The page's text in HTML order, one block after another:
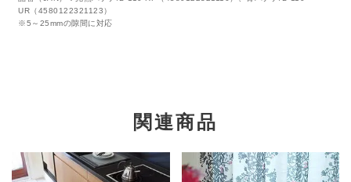
UR（4580122321123）
※5～25mmの隙間に対応
関連商品